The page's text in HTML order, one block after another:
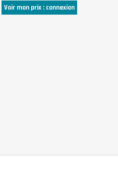
Voir mon prix : connexion